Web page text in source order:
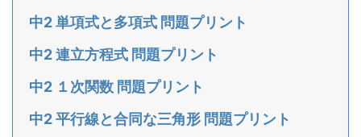
中2 単項式と多項式 問題プリント
中2 連立方程式 問題プリント
中2 １次関数 問題プリント
中2 平行線と合同な三角形 問題プリント